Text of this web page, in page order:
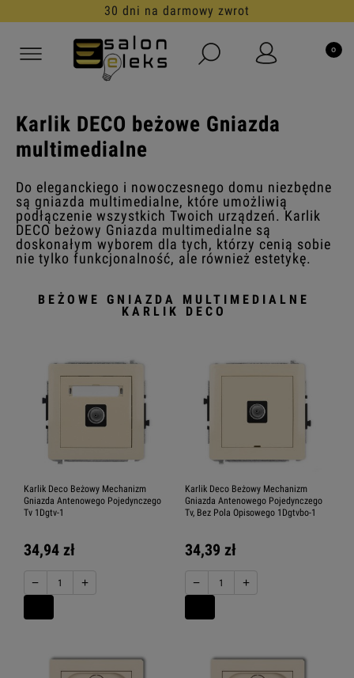
30 dni na darmowy zwrot
Karlik DECO beżowe Gniazda
multimedialne
Do eleganckiego i nowoczesnego domu niezbędne
są gniazda multimedialne, które umożliwią
podłączenie wszystkich Twoich urządzeń. Karlik
DECO beżowy Gniazda multimedialne są
doskonałym wyborem dla tych, którzy cenią sobie
nie tylko funkcjonalność, ale również estetykę.
BEŻOWE GNIAZDA MULTIMEDIALNE
KARLIK DECO
Karlik Deco Beżowy Mechanizm
Gniazda Antenowego Pojedynczego
Tv 1Dgtv-1
34,94 zł
− +
Karlik Deco Beżowy Mechanizm
Gniazda Antenowego Pojedynczego
Tv, Bez Pola Opisowego 1Dgtvbo-1
34,39 zł
− +